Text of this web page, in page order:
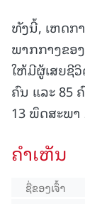
ທັງນີ້, ເຫດກ
ພາກກາງຂອ
ໃຫ້ມີຜູ້ເສຍຊີວິ
ຄົນ ແລະ 85
13 ພຶດສະພາ
ຄໍາເຫັນ